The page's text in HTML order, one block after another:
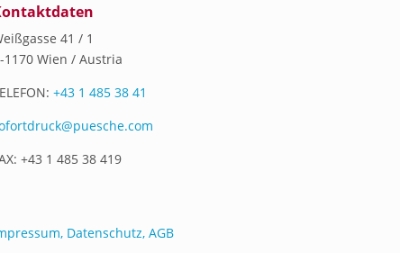
41 / 1
1170 Wien / Austria
+43 1 485 38 41
+43 1 485 38 419
Datenschutz, AGB